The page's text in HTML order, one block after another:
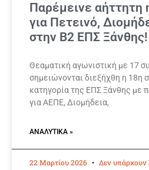
Παρέμεινε αήττητη
για Πετεινό,
στην Β2 ΕΠΣ Ξάνθης!
Θεαματική αγωνιστική με 17
σημειώνονται διεξήχθη η 18η
κατηγορία της ΕΠΣ Ξάνθης με
για ΑΕΠΕ, Διομήδεια,
ΑΝΑΛΥΤΙΚΆ »
22 Μαρτίου 2026 Δεν υπάρχουν